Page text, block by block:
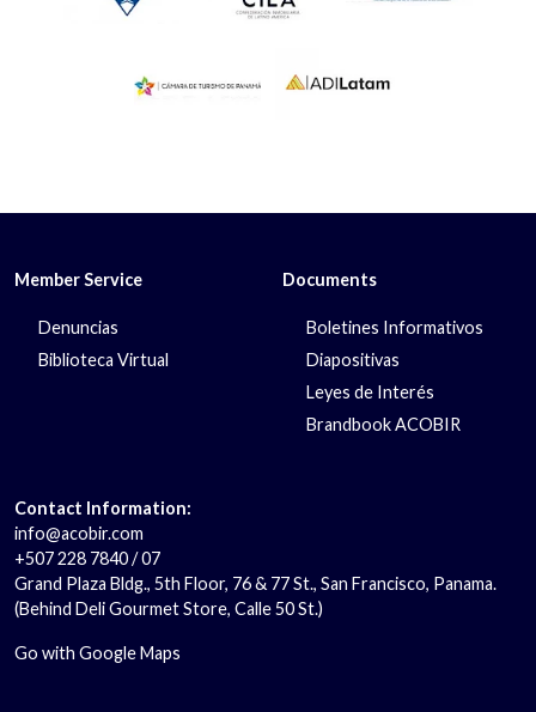
Member Service
Denuncias
Biblioteca Virtual
Documents
Boletines Informativos
Diapositivas
Leyes de Interés
Brandbook ACOBIR
Contact Information:
info@acobir.com
+507 228 7840 / 07
Grand Plaza Bldg., 5th Floor, 76 & 77 St., San Francisco, Panama.
(Behind Deli Gourmet Store, Calle 50 St.)
Go with Google Maps